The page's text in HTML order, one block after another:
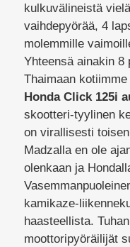
kulkuvälineistä
vaihdepyörää, 4
molemmille
Yhteensä ainakin 8
Thaimaan
Honda Click 125i
skootteri-tyylinen
on virallisesti
Madzalla en ole
olenkaan ja
kamikaze-
haasteellista.
moottoripyöräilijät